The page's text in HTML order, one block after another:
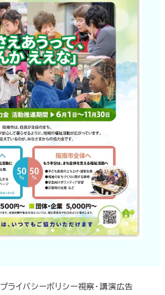
プライバシーポリシー視察・講演広告